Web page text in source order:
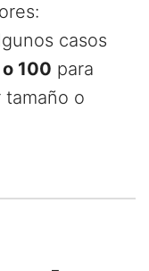
casos
100 para
tamaño o